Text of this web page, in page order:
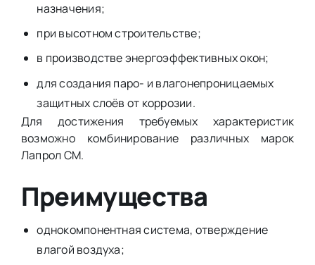
назначения;
при высотном строительстве;
в производстве энергоэффективных окон;
для создания паро- и влагонепроницаемых
защитных слоёв от коррозии.
Для достижения требуемых характеристик
возможно комбинирование различных марок
Лапрол СМ.
Преимущества
однокомпонентная система, отверждение
влагой воздуха;